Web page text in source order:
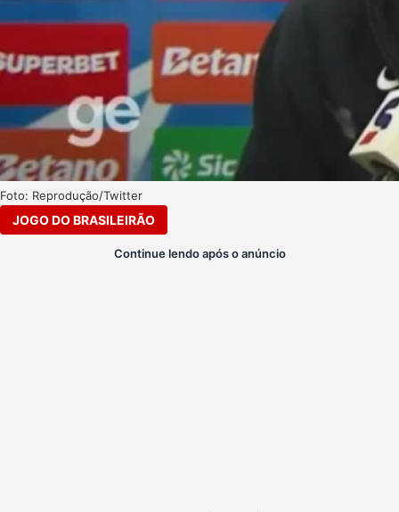
Foto: Reprodução/Twitter
JOGO DO BRASILEIRÃO
Continue lendo após o anúncio